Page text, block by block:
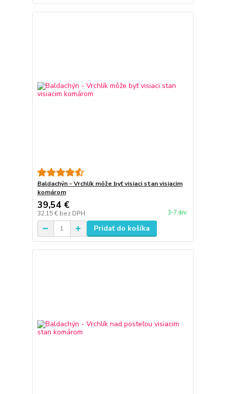
Baldachýn - Vrchlík môže byť visiaci stan visiacim
komárom
39,54 €
32,15 € bez DPH 3-7 dni
Pridať do košíka